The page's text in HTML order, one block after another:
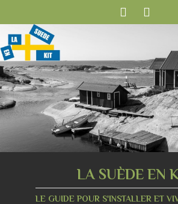
LA SUÈDE EN
LE GUIDE POUR S'INSTALLER ET